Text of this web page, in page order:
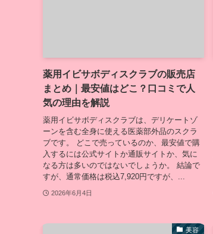
薬用イビサボディスクラブの販売店
まとめ｜最安値はどこ？口コミで人
気の理由を解説
薬用イビサボディスクラブは、デリケートゾ
ーンを含む全身に使える医薬部外品のスクラ
ブです。 どこで売っているのか、最安値で購
入するには公式サイトか通販サイトか、気に
なる方は多いのではないでしょうか。 結論で
すが、通常価格は税込7,920円ですが、...
2026年6月4日
美容